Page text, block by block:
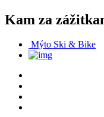
Kam za
Mýto Ski & Bike